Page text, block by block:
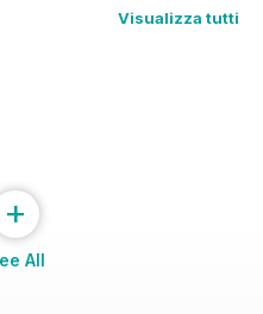
Visualizza tutti
+
All